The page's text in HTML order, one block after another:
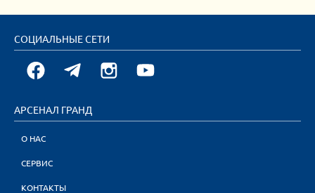
СОЦИАЛЬНЫЕ СЕТИ
АРСЕНАЛ ГРАНД
О НАС
СЕРВИС
КОНТАКТЫ